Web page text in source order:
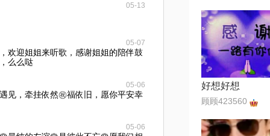
05-13
05-07
欢迎姐姐来听歌，感谢姐姐的陪伴鼓
么么哒
05-06
见，牵挂依然㊗️福依旧，愿你平安幸
05-06
好想好想
顾顾423560